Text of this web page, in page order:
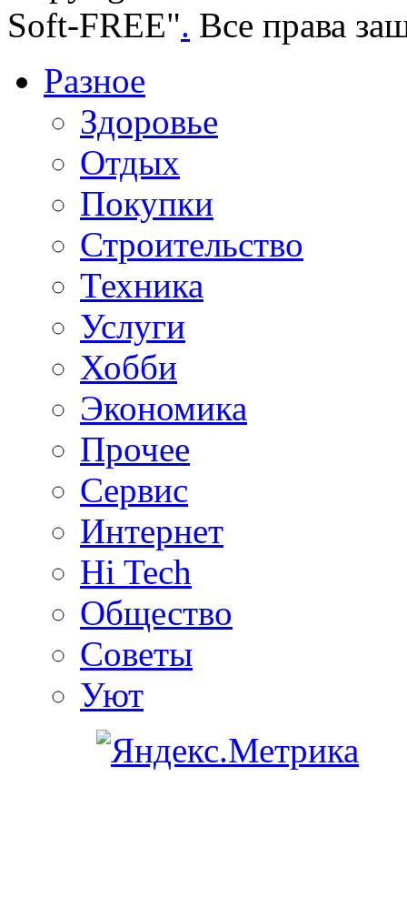
Soft-FREE". Все права
Разное
Здоровье
Отдых
Покупки
Строительство
Техника
Услуги
Хобби
Экономика
Прочее
Сервис
Интернет
Hi Tech
Общество
Советы
Уют